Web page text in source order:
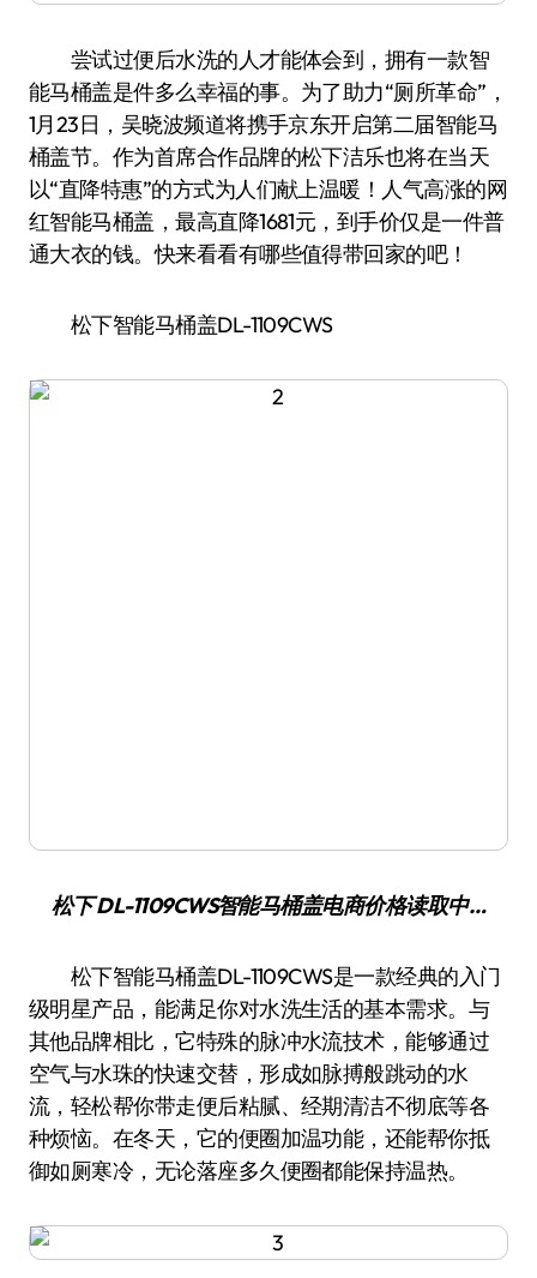
尝试过便后水洗的人才能体会到，拥有一款智
能马桶盖是件多么幸福的事。为了助力“厕所革命”，
1月23日，吴晓波频道将携手京东开启第二届智能马
桶盖节。作为首席合作品牌的松下洁乐也将在当天
以“直降特惠”的方式为人们献上温暖！人气高涨的网
红智能马桶盖，最高直降1681元，到手价仅是一件普
通大衣的钱。快来看看有哪些值得带回家的吧！
松下智能马桶盖DL-1109CWS
松下 DL-1109CWS智能马桶盖电商价格读取中…
松下智能马桶盖DL-1109CWS是一款经典的入门
级明星产品，能满足你对水洗生活的基本需求。与
其他品牌相比，它特殊的脉冲水流技术，能够通过
空气与水珠的快速交替，形成如脉搏般跳动的水
流，轻松帮你带走便后粘腻、经期清洁不彻底等各
种烦恼。在冬天，它的便圈加温功能，还能帮你抵
御如厕寒冷，无论落座多久便圈都能保持温热。